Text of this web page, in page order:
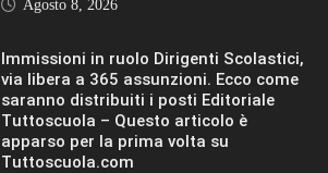
Agosto 8, 2026
Immissioni in ruolo Dirigenti Scolastici,
via libera a 365 assunzioni. Ecco come
saranno distribuiti i posti Editoriale
Tuttoscuola – Questo articolo è
apparso per la prima volta su
Tuttoscuola.com